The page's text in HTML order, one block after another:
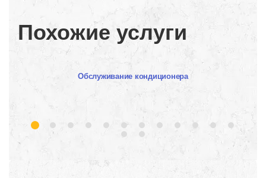
Похожие услуги
Обслуживание кондиционера